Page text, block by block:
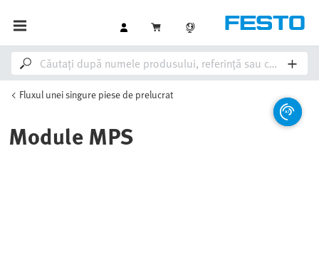
Fluxul unei singure piese de prelucrat
Module MPS